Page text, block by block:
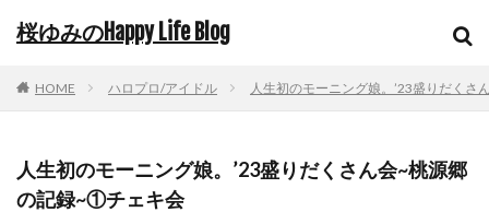
桜ゆみのHappy Life Blog
HOME ハロプロ/アイドル 人生初のモーニング娘。’23盛りだく
人生初のモーニング娘。’23盛りだくさん会~桃源郷
の記録~①チェキ会